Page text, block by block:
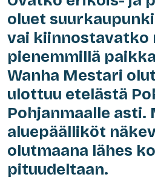
oluet
vai kiinnostavatko
pienemmillä
Wanha Mestari
ulottuu etelästä
Pohjanmaalle asti.
aluepäälliköt
olutmaana lähes
pituudeltaan.